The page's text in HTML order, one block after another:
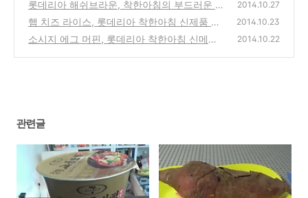
(3)
롯데리아 해쉬브라운, 착한아침의 부드러운 감
자 튀김 가격 천원의 신메뉴 시식기
(0)
2014.10.27
햄 치즈 라이스, 롯데리아 착한아침 신제품 메
뉴 쌀로 만든 맥모닝 버거 시식기
(0)
2014.10.23
소시지 에그 머핀, 롯데리아 착한아침 신메뉴
2014.10.22
관련글